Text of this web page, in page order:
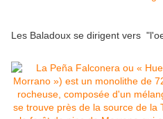
Les Baladoux se dirigent vers